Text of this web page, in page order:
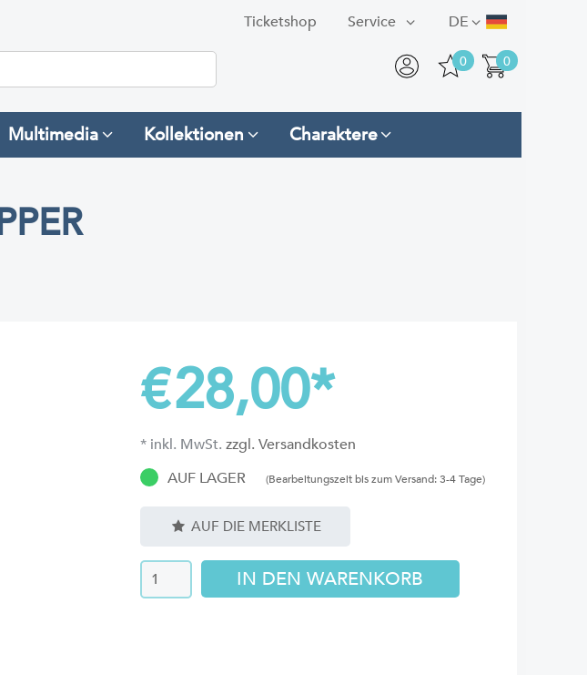
DE
Service
Ticketshop
0
0
Multimedia Kollektionen Charaktere
€28,00*
* inkl. MwSt. zzgl. Versandkosten
AUF LAGER
(Bearbeitungszeit bis zum Versand: 3-4 Tage)
AUF DIE MERKLISTE